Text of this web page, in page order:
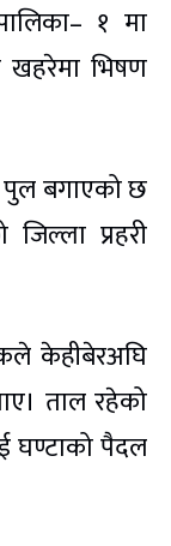
१ मा
खहरेमा भिषण
पुल बगाएको छ
प्रहरी
केहीबेरअघि
ताल रहेको
घण्टाको पैदल